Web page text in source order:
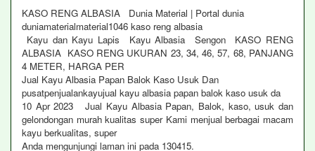
KASO RENG ALBASIA Dunia Material | Portal dunia
duniamaterialmaterial1046 kaso reng albasia
Kayu dan Kayu Lapis Kayu Albasia Sengon KASO RENG
ALBASIA KASO RENG UKURAN 23, 34, 46, 57, 68, PANJANG
4 METER, HARGA PER
Jual Kayu Albasia Papan Balok Kaso Usuk Dan
pusatpenjualankayujual kayu albasia papan balok kaso usuk da
10 Apr 2023 Jual Kayu Albasia Papan, Balok, kaso, usuk dan
gelondongan murah kualitas super Kami menjual berbagai macam
kayu berkualitas, super
Anda mengunjungi laman ini pada 130415.